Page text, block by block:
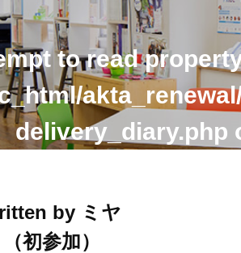
to read
delivery_diary.php
by ミヤ
（初参加）